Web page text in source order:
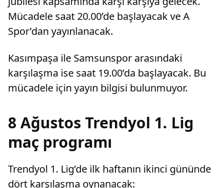
Mücadele saat 20.00’de başlayacak ve A
Spor’dan yayınlanacak.
Kasımpaşa ile Samsunspor arasındaki
karşılaşma ise saat 19.00’da başlayacak. Bu
mücadele için yayın bilgisi bulunmuyor.
8 Ağustos Trendyol 1. Lig
maç programı
Trendyol 1. Lig’de ilk haftanın ikinci gününde
dört karşılaşma oynanacak: